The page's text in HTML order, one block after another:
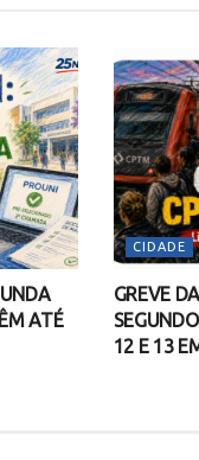
ATÉ
CIDADE
GREVE
12 E 13